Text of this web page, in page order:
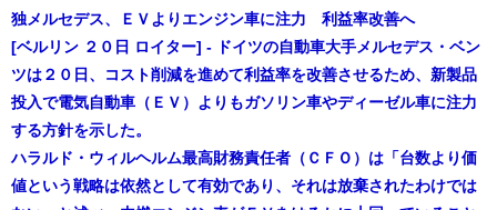
独メルセデス、ＥＶよりエンジン車に注力 利益率改善へ
[ベルリン ２０日 ロイター] - ドイツの自動車大手メルセデス・ベン
ツは２０日、コスト削減を進めて利益率を改善させるため、新製品
投入で電気自動車（ＥＶ）よりもガソリン車やディーゼル車に注力
する方針を示した。
ハラルド・ウィルヘルム最高財務責任者（ＣＦＯ）は「台数より価
値という戦略は依然として有効であり、それは放棄されたわけでは